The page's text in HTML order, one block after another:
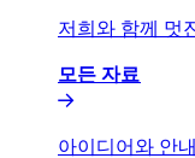
저희와 함께 멋
모든 자료​​
아이디어와 안